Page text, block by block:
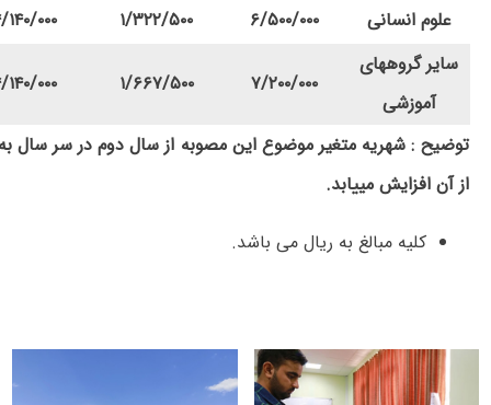
علوم انسانی
۶/۵۰۰/۰۰۰ ۱/۳۲۲/۵۰۰
۴/۱۴۰/
سایر گروههای
آموزشی
۷/۲۰۰/۰۰۰ ۱/۶۶۷/۵۰۰ ۴/۱۴۰/
توضیح : شهریه متغیر موضوع این
از آن افزایش می­یابد.
کلیه مبالغ به ریال می باشد.